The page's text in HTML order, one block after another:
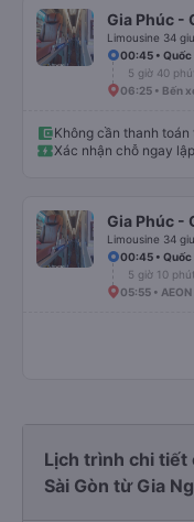
Gia Phúc -
Limousine 34
00:45 • Quốc
5 giờ 40 phút
06:25 • Bến
Không cần thanh toán
Xác nhận chỗ ngay
Gia Phúc -
Limousine 34
00:45 • Quốc
5 giờ 10 phút
05:55 •
Lịch trình chi tiết
Sài Gòn từ Gia